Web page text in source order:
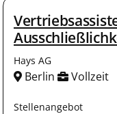
Hays AG
Berlin Vollzeit
Stellenangebot